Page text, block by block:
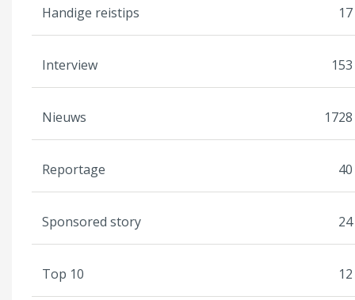
Handige reistips 17
Interview 153
Nieuws 1728
Reportage 40
Sponsored story 24
Top 10 12